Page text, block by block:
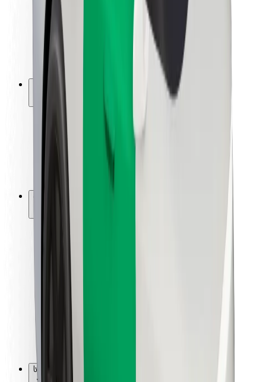
მგზავრების უსაფრთხოება
მძღოლების უსაფრთხოება
სკუტერის უსაფრთხოება
უსაფრთხოება
ქალაქები
ლოკაციები
ქალაქი უკეთესობისკენ
აეროპორტები
Bolt-ის დასატენი სადგური
მხარდაჭერა
მძღოლებისთვის
კურიერებისთვის
Bolt Food
ავტოპარკის მფლობელებისთვის
რესტორნებისთვის
სხვა